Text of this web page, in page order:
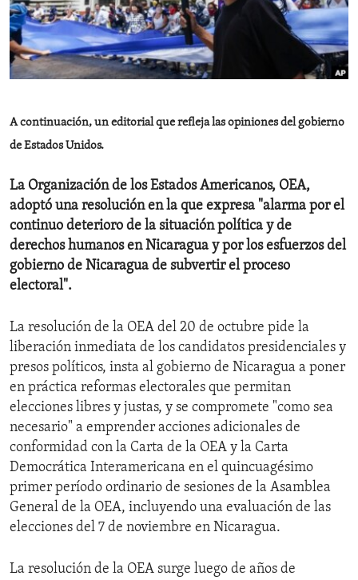
ENVIRONMENT AND HEALTH
IDEALS AND INSTITUTIONS
A continuación, un editorial que refleja las opiniones del gobierno
de Estados Unidos.
La Organización de los Estados Americanos, OEA,
adoptó una resolución en la que expresa "alarma por el
continuo deterioro de la situación política y de
derechos humanos en Nicaragua y por los esfuerzos del
gobierno de Nicaragua de subvertir el proceso
electoral".
La resolución de la OEA del 20 de octubre pide la
liberación inmediata de los candidatos presidenciales y
presos políticos, insta al gobierno de Nicaragua a poner
en práctica reformas electorales que permitan
elecciones libres y justas, y se compromete "como sea
necesario" a emprender acciones adicionales de
conformidad con la Carta de la OEA y la Carta
Democrática Interamericana en el quincuagésimo
primer período ordinario de sesiones de la Asamblea
General de la OEA, incluyendo una evaluación de las
elecciones del 7 de noviembre en Nicaragua.
La resolución de la OEA surge luego de años de